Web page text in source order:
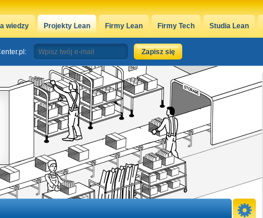
wiedzy Projekty Lean Firmy Lean Firmy Tech Studia Lean